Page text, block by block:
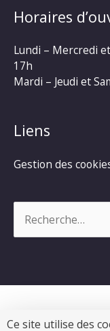
Ce site utilise des
Horaires
Lundi – Mercredi
17h
Mardi – Jeudi et
Liens
Gestion des
Copyright ©